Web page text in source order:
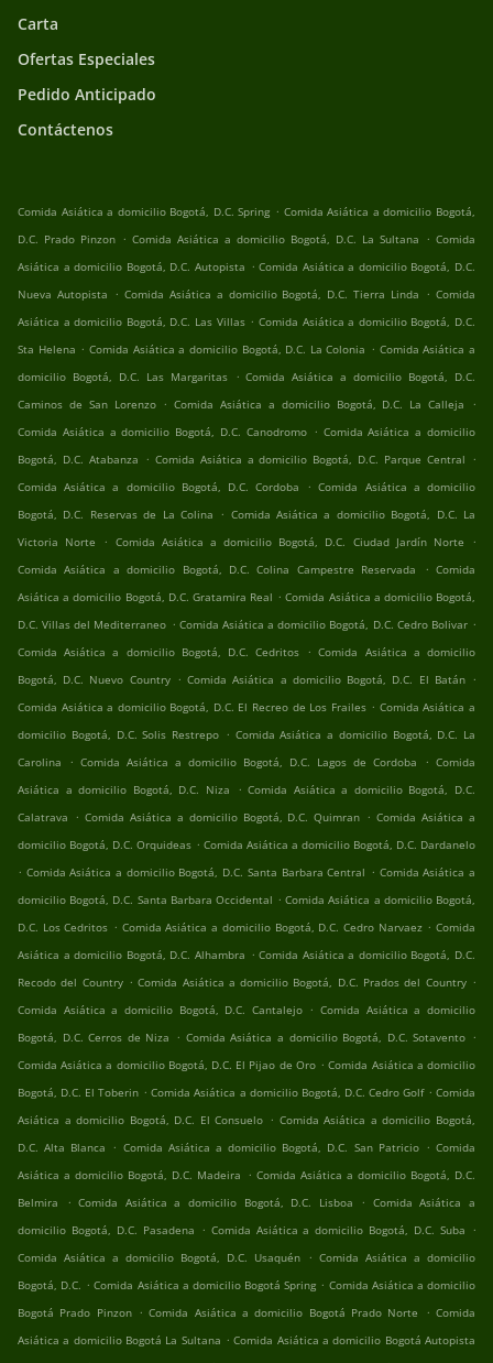
Carta
Ofertas Especiales
Pedido Anticipado
Contáctenos
Comida Asiática a domicilio Bogotá, D.C. Spring . Comida Asiática a domicilio Bogotá,
D.C. Prado Pinzon . Comida Asiática a domicilio Bogotá, D.C. La Sultana . Comida
Asiática a domicilio Bogotá, D.C. Autopista . Comida Asiática a domicilio Bogotá, D.C.
Nueva Autopista . Comida Asiática a domicilio Bogotá, D.C. Tierra Linda . Comida
Asiática a domicilio Bogotá, D.C. Las Villas . Comida Asiática a domicilio Bogotá, D.C.
Sta Helena . Comida Asiática a domicilio Bogotá, D.C. La Colonia . Comida Asiática a
domicilio Bogotá, D.C. Las Margaritas . Comida Asiática a domicilio Bogotá, D.C.
Caminos de San Lorenzo . Comida Asiática a domicilio Bogotá, D.C. La Calleja
.
Comida Asiática a domicilio Bogotá, D.C. Canodromo . Comida Asiática a domicilio
Bogotá, D.C. Atabanza . Comida Asiática a domicilio Bogotá, D.C. Parque Central .
Comida Asiática a domicilio Bogotá, D.C. Cordoba
. Comida Asiática a domicilio
Bogotá, D.C. Reservas de La Colina . Comida Asiática a domicilio Bogotá, D.C. La
Victoria Norte
. Comida Asiática a domicilio Bogotá, D.C. Ciudad Jardín Norte
.
Comida Asiática a domicilio Bogotá, D.C. Colina Campestre Reservada
. Comida
Asiática a domicilio Bogotá, D.C. Gratamira Real . Comida Asiática a domicilio Bogotá,
D.C. Villas del Mediterraneo . Comida Asiática a domicilio Bogotá, D.C. Cedro Bolivar .
Comida Asiática a domicilio Bogotá, D.C. Cedritos . Comida Asiática a domicilio
Bogotá, D.C. Nuevo Country . Comida Asiática a domicilio Bogotá, D.C. El Batán .
Comida Asiática a domicilio Bogotá, D.C. El Recreo de Los Frailes . Comida Asiática a
domicilio Bogotá, D.C. Solis Restrepo . Comida Asiática a domicilio Bogotá, D.C. La
Carolina
. Comida Asiática a domicilio Bogotá, D.C. Lagos de Cordoba . Comida
Asiática a domicilio Bogotá, D.C. Niza
. Comida Asiática a domicilio Bogotá, D.C.
Calatrava . Comida Asiática a domicilio Bogotá, D.C. Quimran . Comida Asiática a
domicilio Bogotá, D.C. Orquideas . Comida Asiática a domicilio Bogotá, D.C. Dardanelo
. Comida Asiática a domicilio Bogotá, D.C. Santa Barbara Central . Comida Asiática a
domicilio Bogotá, D.C. Santa Barbara Occidental . Comida Asiática a domicilio Bogotá,
D.C. Los Cedritos . Comida Asiática a domicilio Bogotá, D.C. Cedro Narvaez . Comida
Asiática a domicilio Bogotá, D.C. Alhambra . Comida Asiática a domicilio Bogotá, D.C.
Recodo del Country . Comida Asiática a domicilio Bogotá, D.C. Prados del Country .
Comida Asiática a domicilio Bogotá, D.C. Cantalejo . Comida Asiática a domicilio
Bogotá, D.C. Cerros de Niza . Comida Asiática a domicilio Bogotá, D.C. Sotavento .
Comida Asiática a domicilio Bogotá, D.C. El Pijao de Oro . Comida Asiática a domicilio
Bogotá, D.C. El Toberin . Comida Asiática a domicilio Bogotá, D.C. Cedro Golf . Comida
Asiática a domicilio Bogotá, D.C. El Consuelo . Comida Asiática a domicilio Bogotá,
D.C. Alta Blanca
. Comida Asiática a domicilio Bogotá, D.C. San Patricio . Comida
Asiática a domicilio Bogotá, D.C. Madeira . Comida Asiática a domicilio Bogotá, D.C.
Belmira
. Comida Asiática a domicilio Bogotá, D.C. Lisboa . Comida Asiática a
domicilio Bogotá, D.C. Pasadena . Comida Asiática a domicilio Bogotá, D.C. Suba .
Comida Asiática a domicilio Bogotá, D.C. Usaquén . Comida Asiática a domicilio
Bogotá, D.C. . Comida Asiática a domicilio Bogotá Spring . Comida Asiática a domicilio
Bogotá Prado Pinzon . Comida Asiática a domicilio Bogotá Prado Norte . Comida
Asiática a domicilio Bogotá La Sultana . Comida Asiática a domicilio Bogotá Autopista